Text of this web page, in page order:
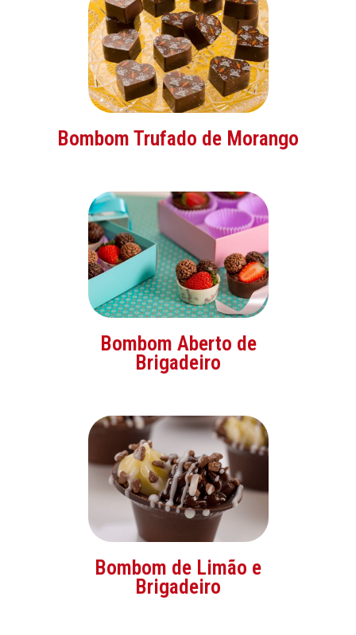
Bombom Trufado de Morango
Bombom Aberto de
Brigadeiro
Bombom de Limão e
Brigadeiro